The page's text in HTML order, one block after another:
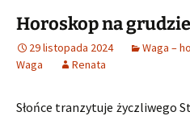
Horoskop na
29 listopada 2024
Waga –
Waga
Renata
Słońce tranzytuje życzliwego